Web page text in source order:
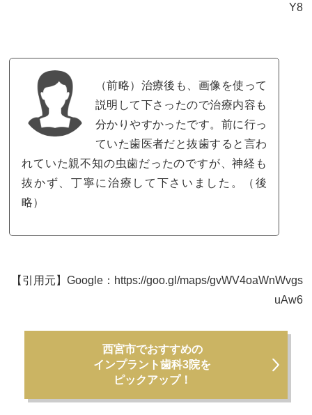
Y8
（前略）治療後も、画像を使って
説明して下さったので治療内容も
分かりやすかったです。前に行っ
ていた歯医者だと抜歯すると言わ
れていた親不知の虫歯だったのですが、神経も
抜かず、丁寧に治療して下さいました。（後
略）
【引用元】Google：https://goo.gl/maps/gvWV4oaWnWvgs
uAw6
西宮市でおすすめの
インプラント歯科3院を
ピックアップ！